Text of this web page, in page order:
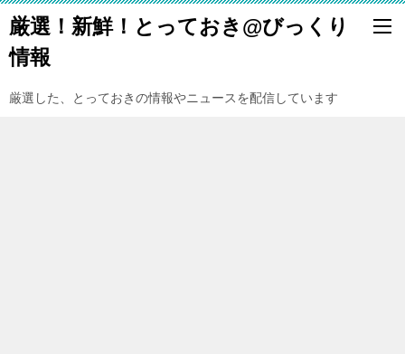
厳選！新鮮！とっておき@びっくり
情報
厳選した、とっておきの情報やニュースを配信しています